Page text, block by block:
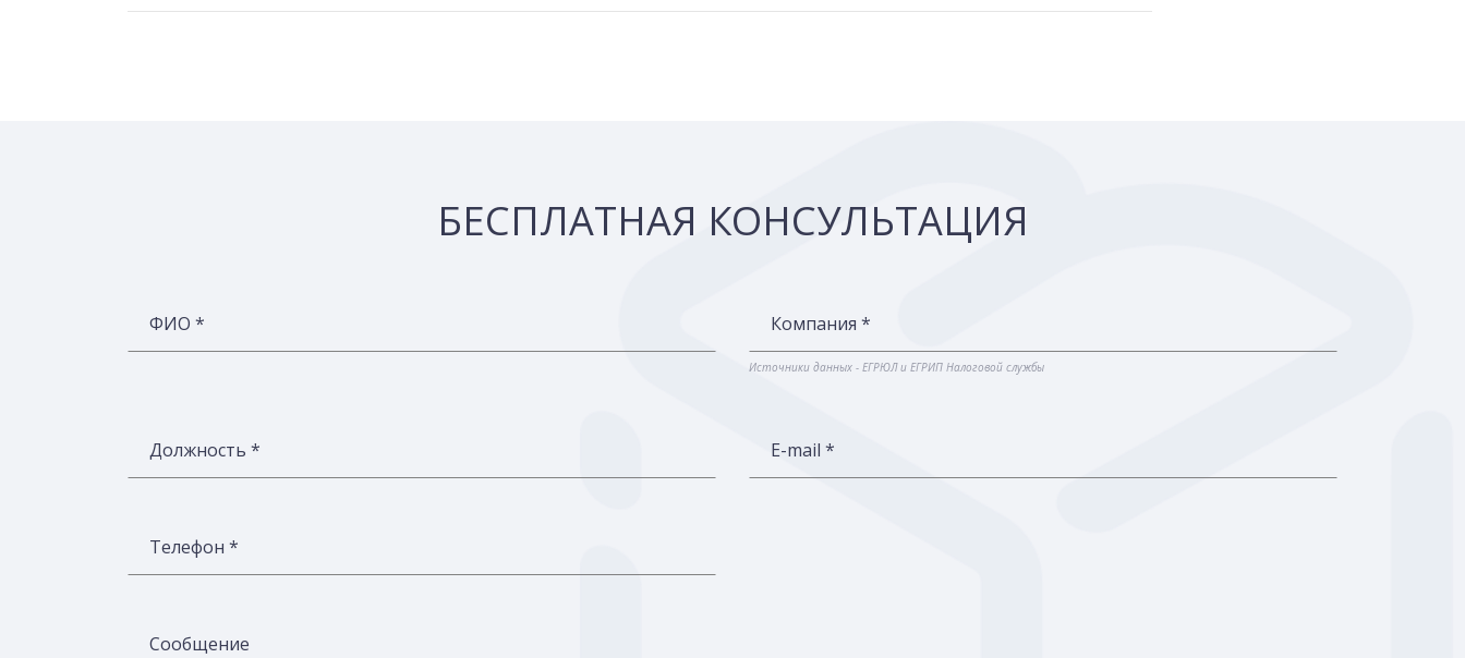
БЕСПЛАТНАЯ КОНСУЛЬТАЦИЯ
ФИО * Компания *
Источники данных - ЕГРЮЛ и ЕГРИП Налоговой службы
Должность * E-mail *
Телефон *
Сообщение